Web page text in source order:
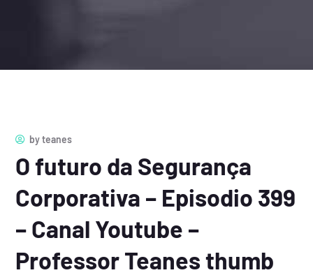
byteanes
O futuro da Segurança
Corporativa – Episodio 399
– Canal Youtube –
Professor Teanes thumb